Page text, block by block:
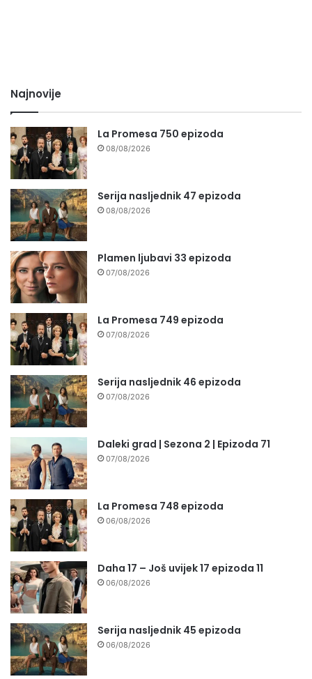
Najnovije
La Promesa 750 epizoda
08/08/2026
Serija nasljednik 47 epizoda
08/08/2026
Plamen ljubavi 33 epizoda
07/08/2026
La Promesa 749 epizoda
07/08/2026
Serija nasljednik 46 epizoda
07/08/2026
Daleki grad | Sezona 2 | Epizoda 71
07/08/2026
La Promesa 748 epizoda
06/08/2026
Daha 17 – Još uvijek 17 epizoda 11
06/08/2026
Serija nasljednik 45 epizoda
06/08/2026